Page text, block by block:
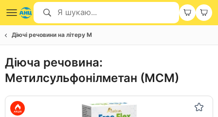
Діючі речовини на літеру М
Діюча речовина:
Метилсульфонілметан (МСМ)